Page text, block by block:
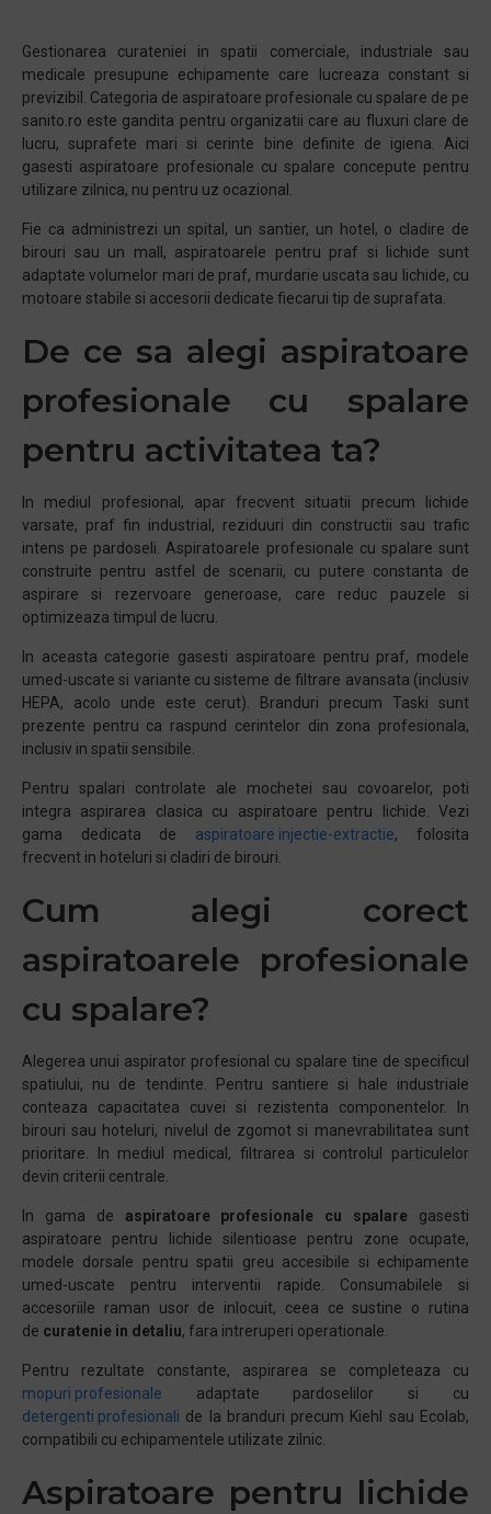
Gestionarea curateniei in spatii comerciale, industriale sau
medicale presupune echipamente care lucreaza constant si
previzibil. Categoria de aspiratoare profesionale cu spalare de pe
sanito.ro este gandita pentru organizatii care au fluxuri clare de
lucru, suprafete mari si cerinte bine definite de igiena. Aici
gasesti aspiratoare profesionale cu spalare concepute pentru
utilizare zilnica, nu pentru uz ocazional.
Fie ca administrezi un spital, un santier, un hotel, o cladire de
birouri sau un mall, aspiratoarele pentru praf si lichide sunt
adaptate volumelor mari de praf, murdarie uscata sau lichide, cu
motoare stabile si accesorii dedicate fiecarui tip de suprafata.
De ce sa alegi aspiratoare
profesionale cu spalare
pentru activitatea ta?
In mediul profesional, apar frecvent situatii precum lichide
varsate, praf fin industrial, reziduuri din constructii sau trafic
intens pe pardoseli. Aspiratoarele profesionale cu spalare sunt
construite pentru astfel de scenarii, cu putere constanta de
aspirare si rezervoare generoase, care reduc pauzele si
optimizeaza timpul de lucru.
In aceasta categorie gasesti aspiratoare pentru praf, modele
umed-uscate si variante cu sisteme de filtrare avansata (inclusiv
HEPA, acolo unde este cerut). Branduri precum Taski sunt
prezente pentru ca raspund cerintelor din zona profesionala,
inclusiv in spatii sensibile.
Pentru spalari controlate ale mochetei sau covoarelor, poti
integra aspirarea clasica cu aspiratoare pentru lichide. Vezi
gama dedicata de aspiratoare injectie-extractie, folosita
frecvent in hoteluri si cladiri de birouri.
Cum alegi corect
aspiratoarele profesionale
cu spalare?
Alegerea unui aspirator profesional cu spalare tine de specificul
spatiului, nu de tendinte. Pentru santiere si hale industriale
conteaza capacitatea cuvei si rezistenta componentelor. In
birouri sau hoteluri, nivelul de zgomot si manevrabilitatea sunt
prioritare. In mediul medical, filtrarea si controlul particulelor
devin criterii centrale.
In gama de aspiratoare profesionale cu spalare gasesti
aspiratoare pentru lichide silentioase pentru zone ocupate,
modele dorsale pentru spatii greu accesibile si echipamente
umed-uscate pentru interventii rapide. Consumabilele si
accesoriile raman usor de inlocuit, ceea ce sustine o rutina
de curatenie in detaliu, fara intreruperi operationale.
Pentru rezultate constante, aspirarea se completeaza cu
mopuri profesionale adaptate pardoselilor si cu
detergenti profesionali de la branduri precum Kiehl sau Ecolab,
compatibili cu echipamentele utilizate zilnic.
Aspiratoare pentru lichide